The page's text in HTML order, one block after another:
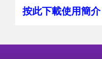
按此下載使用簡介